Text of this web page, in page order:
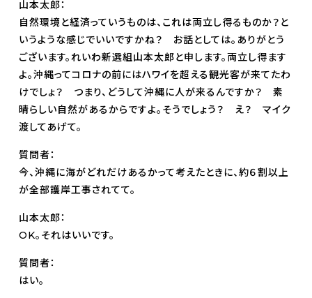
山本太郎：
自然環境と経済っていうものは、これは両立し得るものか？と
いうような感じでいいですかね？ お話としては。ありがとう
ございます。れいわ新選組山本太郎と申します。両立し得ます
よ。沖縄ってコロナの前にはハワイを超える観光客が来てたわ
けでしょ？ つまり、どうして沖縄に人が来るんですか？ 素
晴らしい自然があるからですよ。そうでしょう？ え？ マイク
渡してあげて。
質問者：
今、沖縄に海がどれだけあるかって考えたときに、約６割以上
が全部護岸工事されてて。
山本太郎：
OK。それはいいです。
質問者：
はい。